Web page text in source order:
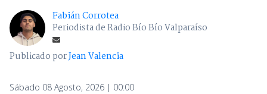
Fabián Corrotea
Periodista de Radio Bío Bío Valparaíso
Publicado porJean Valencia
Sábado 08 Agosto, 2026 | 00:00